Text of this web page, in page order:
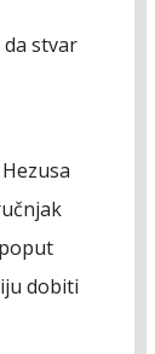
stvar
dobiti